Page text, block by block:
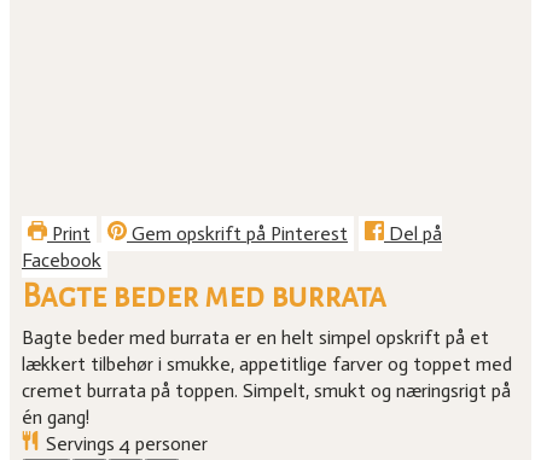
Print Gem opskrift på Pinterest
Del på
Facebook
Bagte beder med burrata
Bagte beder med burrata er en helt simpel opskrift på et
lækkert tilbehør i smukke, appetitlige farver og toppet med
cremet burrata på toppen. Simpelt, smukt og næringsrigt på
én gang!
Servings4 personer